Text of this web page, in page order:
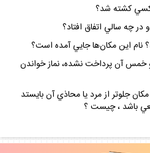
كشته شد؟
چه سالي اتفاق افتاد؟
نام اين مكان‌ها جايي آمده است؟
آن پرداخت نشده، نماز خواندن
جلوتر از مرد يا محاذي آن بايستد
باشد ، چيست ؟